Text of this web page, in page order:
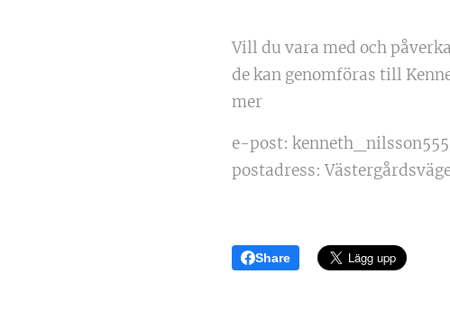
Vill du vara med och
de kan genomföras till
mer
e-post:
postadress:
Share